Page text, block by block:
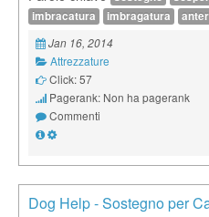
imbracatura
imbragatura
Jan 16, 2014
Attrezzature
Click: 57
Pagerank: Non ha pagerank
Commenti
Dog Help - Sostegno per